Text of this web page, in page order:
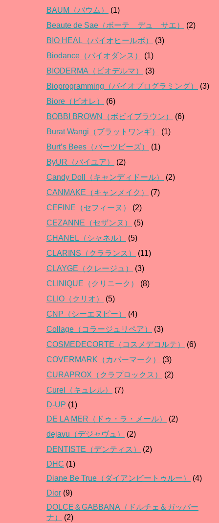
BAUM（バウム）
(1)
Beaute de Sae（ボーテ デュ サエ）
(2)
BIO HEAL（バイオヒールボ）
(3)
Biodance（バイオダンス）
(1)
BIODERMA（ビオデルマ）
(3)
Bioprogramming（バイオプログラミング）
(3)
Biore（ビオレ）
(6)
BOBBI BROWN（ボビイブラウン）
(6)
Burat Wangi（ブラットワンギ）
(1)
Burt’s Bees（バーツビーズ）
(1)
ByUR（バイユア）
(2)
Candy Doll（キャンディドール）
(2)
CANMAKE（キャンメイク）
(7)
CEFINE（セフィーヌ）
(2)
CEZANNE（セザンヌ）
(5)
CHANEL（シャネル）
(5)
CLARINS（クラランス）
(11)
CLAYGE（クレージュ）
(3)
CLINIQUE（クリニーク）
(8)
CLIO（クリオ）
(5)
CNP（シーエヌピー）
(4)
Collage（コラージュリペア）
(3)
COSMEDECORTE（コスメデコルテ）
(6)
COVERMARK（カバーマーク）
(3)
CURAPROX（クラプロックス）
(2)
Curel（キュレル）
(7)
D-UP (1)
DE LA MER（ドゥ・ラ・メール）
(2)
dejavu（デジャヴュ）
(2)
DENTISTE（デンティス）
(2)
DHC (1)
Diane Be True（ダイアンビートゥルー）
(4)
Dior (9)
DOLCE＆GABBANA（ドルチェ＆ガッバー
ナ）
(2)